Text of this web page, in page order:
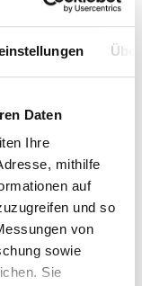
Daten
Ihre
mithilfe
auf
und so
von
sowie
Sie
Nr. #p
#p x #p, 30
kg Kiste
4215805